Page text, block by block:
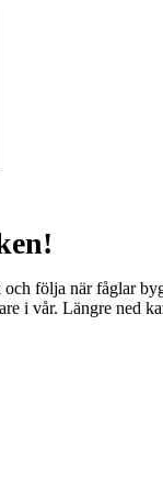
följa när fåglar
i vår. Längre ned